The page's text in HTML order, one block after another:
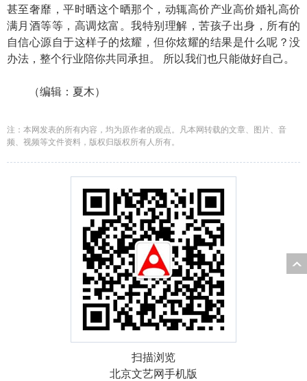
甚至奢靡，平时晒这个晒那个，动辄高价产业高价婚礼高价
满月酒等等，高调炫富。我特别理解，苦孩子出身，所有的
自信心源自于这样子的炫耀，但你炫耀的结果是什么呢？没
办法，整个行业陪你共同承担。 所以我们也只能做好自己。
（编辑：夏木）
注：本网发表的所有内容，均为原作者的观点。凡本网转载的文章、图片、音
频、视频等文件资料，版权归版权所有人所有。
扫描浏览
北京文艺网手机版